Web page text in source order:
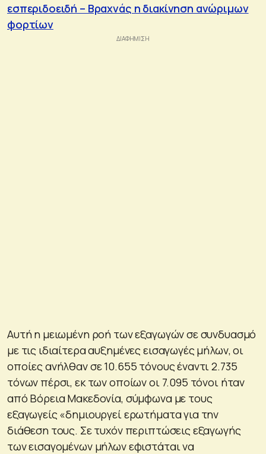
εσπεριδοειδή – Βραχνάς η διακίνηση ανώριμων
φορτίων
Αυτή η μειωμένη ροή των εξαγωγών σε συνδυασμό
με τις ιδιαίτερα αυξημένες εισαγωγές μήλων, οι
οποίες ανήλθαν σε 10.655 τόνους έναντι 2.735
τόνων πέρσι, εκ των οποίων οι 7.095 τόνοι ήταν
από Βόρεια Μακεδονία, σύμφωνα με τους
εξαγωγείς «δημιουργεί ερωτήματα για την
διάθεση τους. Σε τυχόν περιπτώσεις εξαγωγής
των εισαγομένων μήλων εφιστάται να